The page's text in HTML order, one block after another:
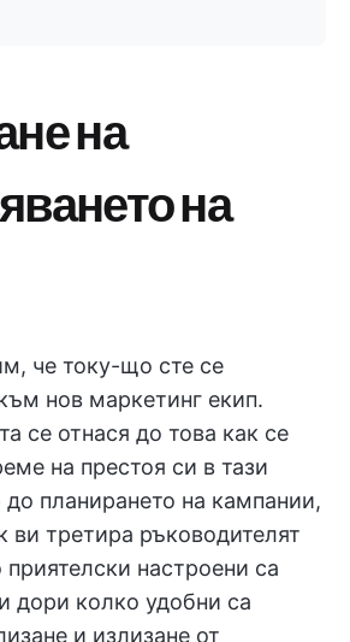
на
на
че току-що сте се
нов маркетинг екип.
се отнася до това как се
на престоя си в тази
до планирането на кампании,
ви третира ръководителят
настроени са
дори колко удобни са
и излизане от